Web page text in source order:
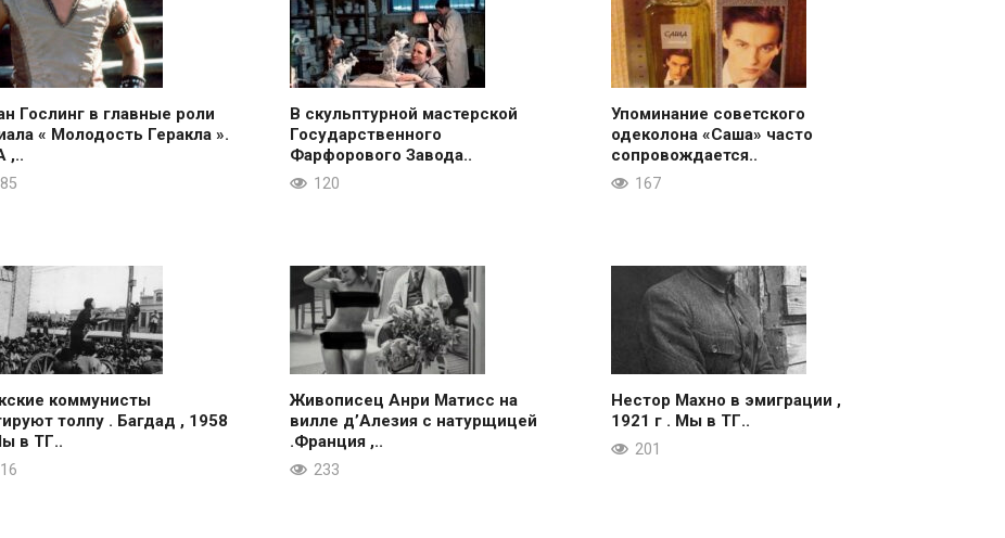
Гослинг в главные роли
« Молодость Геракла ».
,..
В скульптурной мастерской
Государственного
Фарфорового Завода..
120
Упоминание советского
одеколона «Саша» часто
сопровождается..
167
коммунисты
толпу . Багдад , 1958
в ТГ..
Живописец Анри Матисс на
вилле д’Алезия с натурщицей
.Франция ,..
233
Нестор Махно в эмиграции ,
1921 г . Мы в ТГ..
201